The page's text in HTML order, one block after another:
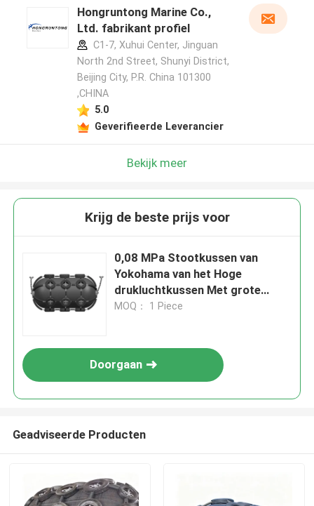
Hongruntong Marine Co.,
Ltd. fabrikant profiel
C1-7, Xuhui Center, Jinguan
North 2nd Street, Shunyi District,
Beijing City, P.R. China 101300
,CHINA
5.0
Geverifieerde Leverancier
Bekijk meer
Krijg de beste prijs voor
0,08 MPa Stootkussen van
Yokohama van het Hoge
drukluchtkussen Met grote
trekspanning
MOQ： 1 Piece
Doorgaan
Geadviseerde Producten